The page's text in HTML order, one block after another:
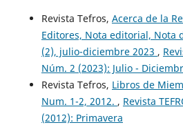
Revista Tefros, Acerca de la
Editores, Nota editorial, Nota
(2), julio-diciembre 2023 ,
Núm. 2 (2023): Julio -
Revista Tefros, Libros de
Num. 1-2, 2012. , Revista
(2012): Primavera